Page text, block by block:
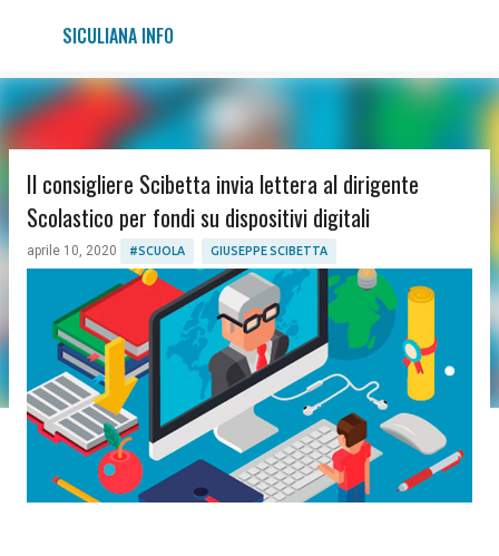
Passa ai contenuti principali
SICULIANA INFO
Il consigliere Scibetta invia lettera al dirigente
Scolastico per fondi su dispositivi digitali
aprile 10, 2020 #SCUOLA GIUSEPPE SCIBETTA